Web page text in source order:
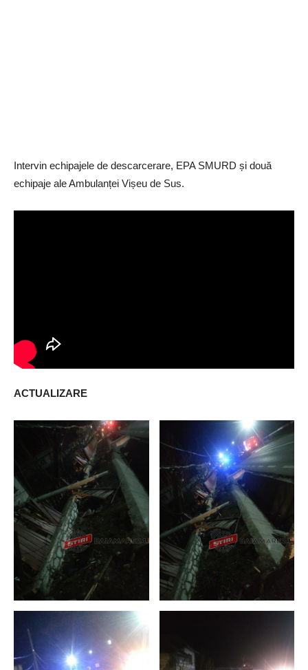
Intervin echipajele de descarcerare, EPA SMURD și două
echipaje ale Ambulanței Vișeu de Sus.
ACTUALIZARE